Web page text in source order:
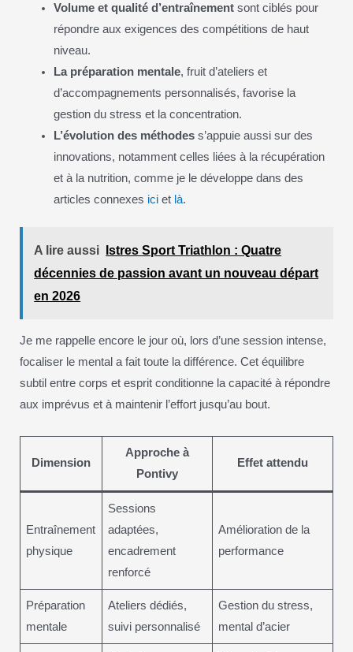
Volume et qualité d’entraînement sont ciblés pour
répondre aux exigences des compétitions de haut
niveau.
La préparation mentale, fruit d’ateliers et
d’accompagnements personnalisés, favorise la
gestion du stress et la concentration.
L’évolution des méthodes s’appuie aussi sur des
innovations, notamment celles liées à la récupération
et à la nutrition, comme je le développe dans des
articles connexes ici et là.
A lire aussi
Istres Sport Triathlon : Quatre
décennies de passion avant un nouveau départ
en 2026
Je me rappelle encore le jour où, lors d’une session intense,
focaliser le mental a fait toute la différence. Cet équilibre
subtil entre corps et esprit conditionne la capacité à répondre
aux imprévus et à maintenir l’effort jusqu’au bout.
Dimension
Approche à
Pontivy
Effet attendu
Entraînement
physique
Sessions
adaptées,
encadrement
renforcé
Amélioration de la
performance
Préparation
mentale
Ateliers dédiés,
suivi personnalisé
Gestion du stress,
mental d’acier